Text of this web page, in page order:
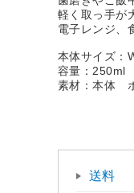
軽く取っ手が
電子レンジ、
本体サイズ：
容量：250ml
素材：本体
送料